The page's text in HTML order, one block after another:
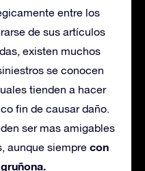
entre los
de sus artículos
existen muchos
se conocen
tienden a hacer
fin de causar daño.
ser mas amigables
aunque siempre con